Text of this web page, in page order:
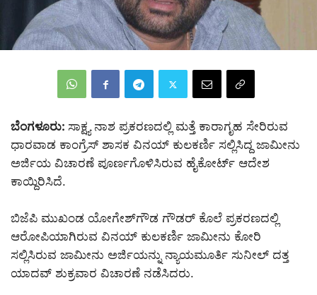
ಬೆಂಗಳೂರು: ಸಾಕ್ಷ್ಯ ನಾಶ ಪ್ರಕರಣದಲ್ಲಿ ಮತ್ತೆ ಕಾರಾಗೃಹ ಸೇರಿರುವ
ಧಾರವಾಡ ಕಾಂಗ್ರೆಸ್ ಶಾಸಕ ವಿನಯ್ ಕುಲಕರ್ಣಿ ಸಲ್ಲಿಸಿದ್ದ ಜಾಮೀನು
ಅರ್ಜಿಯ ವಿಚಾರಣೆ ಪೂರ್ಣಗೊಳಿಸಿರುವ ಹೈಕೋರ್ಟ್ ಆದೇಶ
ಕಾಯ್ದಿರಿಸಿದೆ.
ಬಿಜೆಪಿ ಮುಖಂಡ ಯೋಗೇಶ್‌ಗೌಡ ಗೌಡರ್ ಕೊಲೆ ಪ್ರಕರಣದಲ್ಲಿ
ಆರೋಪಿಯಾಗಿರುವ ವಿನಯ್ ಕುಲಕರ್ಣಿ ಜಾಮೀನು ಕೋರಿ
ಸಲ್ಲಿಸಿರುವ ಜಾಮೀನು ಅರ್ಜಿಯನ್ನು ನ್ಯಾಯಮೂರ್ತಿ ಸುನೀಲ್ ದತ್ತ
ಯಾದವ್ ಶುಕ್ರವಾರ ವಿಚಾರಣೆ ನಡೆಸಿದರು.